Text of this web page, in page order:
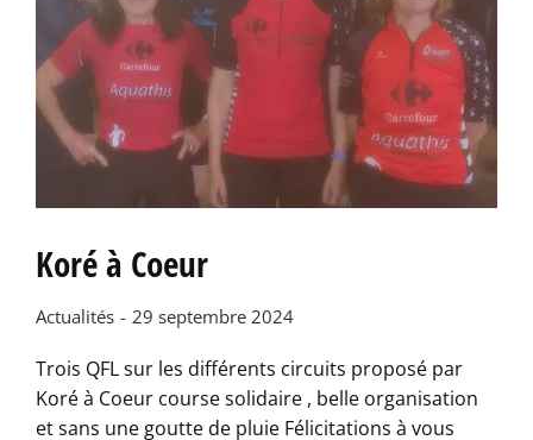
Koré à Coeur
Actualités 29 septembre 2024
Trois QFL sur les différents circuits proposé par
Koré à Coeur course solidaire , belle organisation
et sans une goutte de pluie Félicitations à vous